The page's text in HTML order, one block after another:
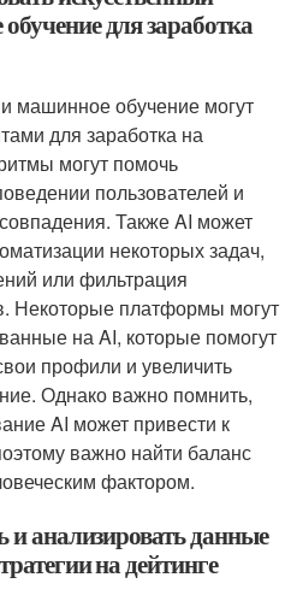
для заработка
машинное обучение могут
для заработка на
могут помочь
пользователей и
Также AI может
некоторых задач,
или фильтрация
Некоторые платформы могут
на AI, которые помогут
профили и увеличить
Однако важно помнить,
AI может привести к
важно найти баланс
фактором.
и анализировать данные
на дейтинге